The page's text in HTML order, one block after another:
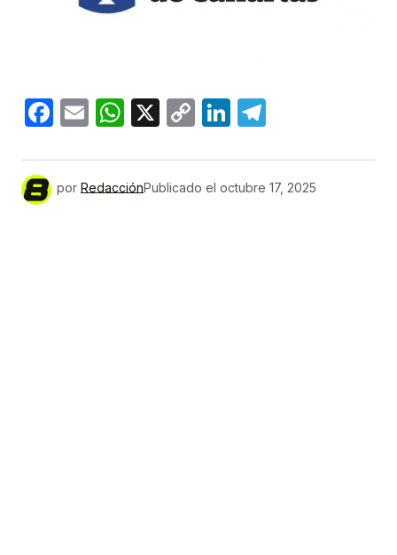
Facebook
EmailWhatsApp
X
CopyLinkedIn
por RedacciónPublicado el octubre 17, 2025